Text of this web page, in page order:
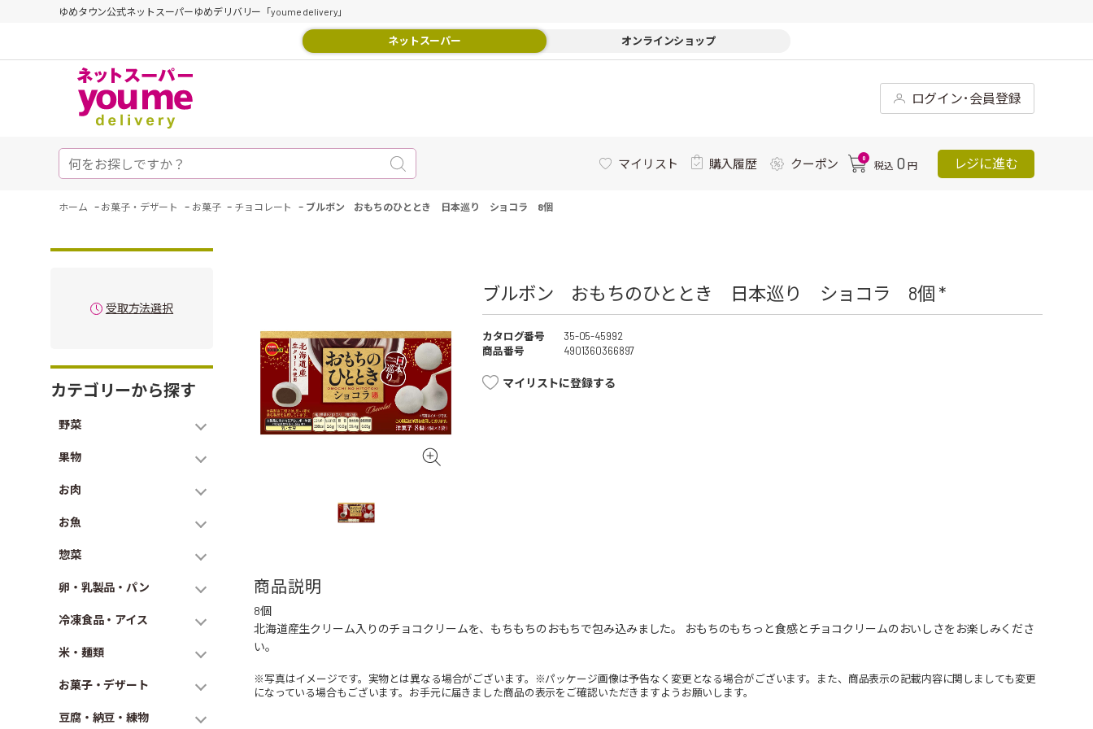
ゆめタウン公式ネットスーパーゆめデリバリー「youme delivery」
ネットスーパー オンラインショップ
ログイン･会員登録
マイリスト 購入履歴 クーポン 0
税込 0 円 レジに進む
ホーム - お菓子・デザート - お菓子 - チョコレート - ブルボン おもちのひととき 日本巡り ショコラ 8個
受取方法選択
カテゴリーから探す
野菜
果物
お肉
お魚
惣菜
卵・乳製品・パン
冷凍食品・アイス
米・麺類
お菓子・デザート
豆腐・納豆・練物
ブルボン おもちのひととき 日本巡り ショコラ 8個 *
カタログ番号
35-05-45992
商品番号
4901360366897
マイリストに登録する
商品説明
8個
北海道産生クリーム入りのチョコクリームを、もちもちのおもちで包み込みました。 おもちのもちっと食感とチョコクリームのおいしさをお楽しみくださ
い。
※写真はイメージです。実物とは異なる場合がございます。※パッケージ画像は予告なく変更となる場合がございます。また、商品表示の記載内容に関しましても変更
になっている場合もございます。お手元に届きました商品の表示をご確認いただきますようお願いします。